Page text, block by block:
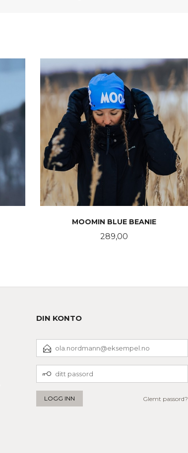
MOOMIN BLUE BEANIE
Pris
289,00
DIN KONTO
POSTADRESSE
PASSORD
Glemt passord?